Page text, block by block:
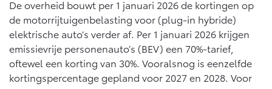
Toyota C-HR+
BATTERIJ-ELEKTRISCH
RAV4
PLUG-IN HYBRIDE
Connected
Connected Services
De overheid bouwt per 1 januari 2026 de kortingen op
de motorrijtuigenbelasting voor (plug-in hybride)
elektrische auto’s verder af. Per 1 januari 2026 krijgen
emissievrije personenauto’s (BEV) een 70%-tarief,
oftewel een korting van 30%. Vooralsnog is eenzelfde
kortingspercentage gepland voor 2027 en 2028. Voor